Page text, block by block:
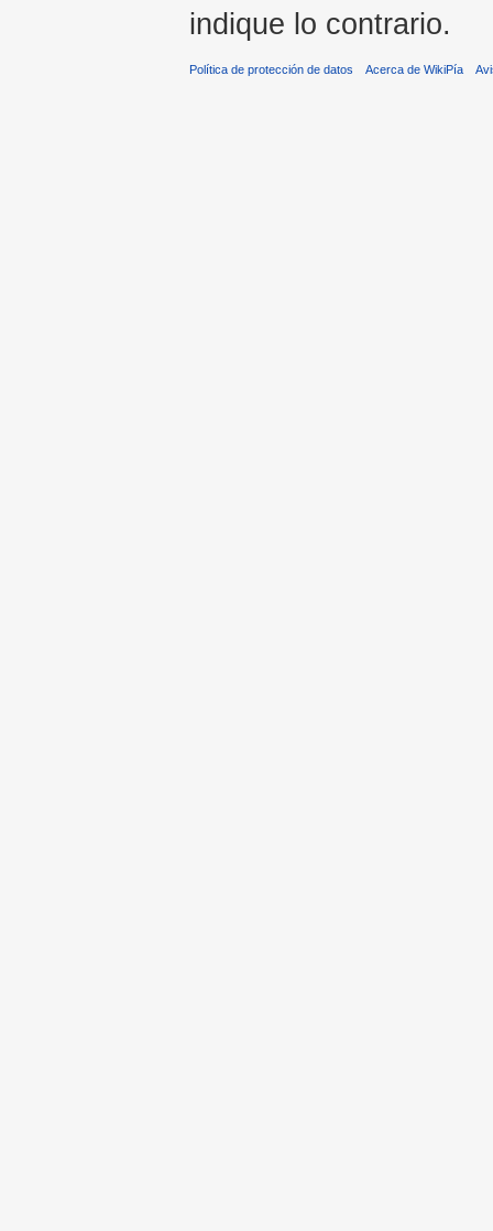
indique lo contrario.
Política de protección de datos Acerca de WikiPía